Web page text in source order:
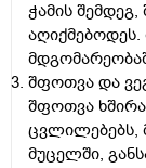
ჭამის შემდეგ,
შფოთვა და
შფოთვა
ცვლილებებს,
მუცელში,